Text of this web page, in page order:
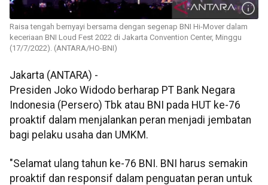
Raisa tengah bernyayi bersama dengan segenap BNI Hi-Mover dalam
keceriaan BNI Loud Fest 2022 di Jakarta Convention Center, Minggu
(17/7/2022). (ANTARA/HO-BNI)
Jakarta (ANTARA) -
Presiden Joko Widodo berharap PT Bank Negara
Indonesia (Persero) Tbk atau BNI pada HUT ke-76
proaktif dalam menjalankan peran menjadi jembatan
bagi pelaku usaha dan UMKM.
"Selamat ulang tahun ke-76 BNI. BNI harus semakin
proaktif dan responsif dalam penguatan peran untuk